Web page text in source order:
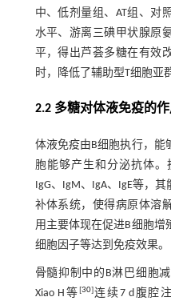
中、低剂量组、AT组、对
水平、游离三碘甲状腺原
平，得出芦荟多糖在有效
时，降低了辅助型T细胞亚
2.2 多糖对体液免疫的作
体液免疫由B细胞执行，能
胞能够产生和分泌抗体
IgG、IgM、IgA、IgE等，
补体系统，使得病原体溶
用主要体现在促进B细胞增
细胞因子等达到免疫效果。
骨髓抑制中的B淋巴细胞
Xiao H等 [30]连续7 d腹腔注